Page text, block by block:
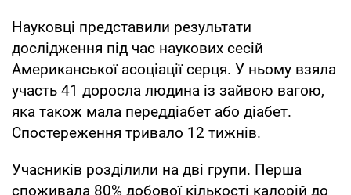
Науковці представили результати
дослідження під час наукових сесій
Американської асоціації серця. У ньому взяла
участь 41 доросла людина із зайвою вагою,
яка також мала переддіабет або діабет.
Спостереження тривало 12 тижнів.
Учасників розділили на дві групи. Перша
споживала 80% добової кількості калорій до